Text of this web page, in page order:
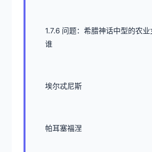
1.7.6 问题：希腊神话中型的农
谁
埃尔忒尼斯
帕耳塞福涅